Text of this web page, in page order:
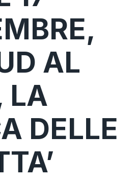
AL
LA
DELLE